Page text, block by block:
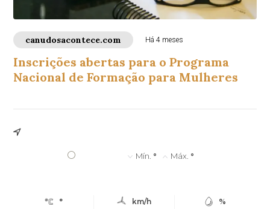
canudosacontece.com Há 4 meses
Inscrições abertas para o Programa
Nacional de Formação para Mulheres
° Mín. ° Máx. °
° km/h %